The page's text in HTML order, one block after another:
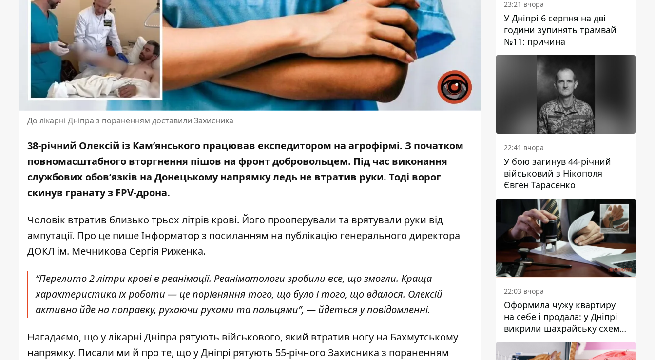
До лікарні Дніпра з пораненням доставили Захисника
38-річний Олексій із Кам’янського працював експедитором на агрофірмі. З початком
повномасштабного вторгнення пішов на фронт добровольцем. Під час виконання
службових обов’язків на Донецькому напрямку ледь не втратив руки. Тоді ворог
скинув гранату з FPV-дрона.
Чоловік втратив близько трьох літрів крові. Його прооперували та врятували руки від
ампутації. Про це пише Інформатор з посиланням на публікацію генерального директора
ДОКЛ ім. Мечникова Сергія Риженка.
“Перелито 2 літри крові в реанімації. Реаніматологи зробили все, що змогли. Краща
характеристика їх роботи — це порівняння того, що було і того, що вдалося. Олексій
активно йде на поправку, рухаючи руками та пальцями”, — йдеться у повідомленні.
Нагадаємо, що у лікарні Дніпра рятують військового, який втратив ногу на Бахмутському
напрямку. Писали ми й про те, що у Дніпрі рятують 55-річного Захисника з пораненням
23:21 вчора
У Дніпрі 6 серпня на дві
години зупинять трамвай
№11: причина
22:41 вчора
У бою загинув 44-річний
військовий з Нікополя
Євген Тарасенко
22:03 вчора
Оформила чужу квартиру
на себе і продала: у Дніпрі
викрили шахрайську схему
з нерухомістю